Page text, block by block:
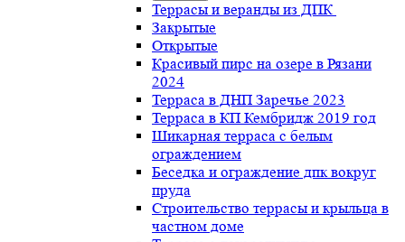
Террасы и веранды из ДПК
Закрытые
Открытые
Красивый пирс на озере в Рязани
2024
Терраса в ДНП Заречье 2023
Терраса в КП Кембридж 2019 год
Шикарная терраса с белым
ограждением
Беседка и ограждение дпк вокруг
пруда
Строительство террасы и крыльца в
частном доме